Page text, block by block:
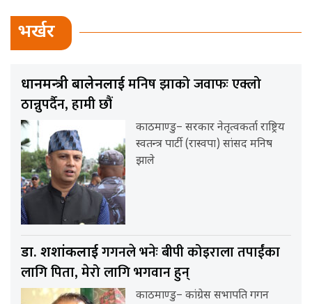
भर्खर
प्रधानमन्त्री बालेनलाईमनिष झाको जवाफः एक्लो
ठान्नुपर्दैन, हामी छौं
काठमाण्डु– सरकार नेतृत्वकर्ता राष्ट्रिय
स्वतन्त्र पार्टी (रास्वपा) सांसद मनिष
झाले
डा. शशांकलाईगगनले भनेः बीपी कोइराला तपाईंका
लागि पिता, मेरो लागि भगवान हुन्
काठमाण्डु– कांग्रेस सभापति गगन